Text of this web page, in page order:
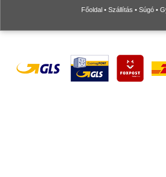
Főoldal • Szállítás • Súgó •